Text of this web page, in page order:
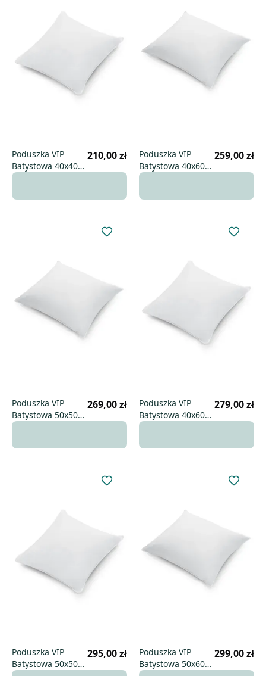
Poduszka VIP
Batystowa 40x40
wysoka
210,00 zł
Poduszka VIP
Batystowa 40x60
niska
259,00 zł
Poduszka VIP
Batystowa 50x50
niska
269,00 zł
Poduszka VIP
Batystowa 40x60
uniwersalna
279,00 zł
Poduszka VIP
Batystowa 50x50
295,00 zł
Poduszka VIP
Batystowa 50x60
299,00 zł